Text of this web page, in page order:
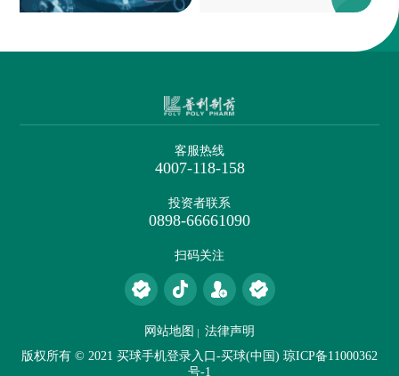
客服热线
4007-118-158
投资者联系
0898-66661090
扫码关注
网站地图
法律声明
版权所有 © 2021 买球手机登录入口-买球(中国) 琼ICP备11000362
号-1